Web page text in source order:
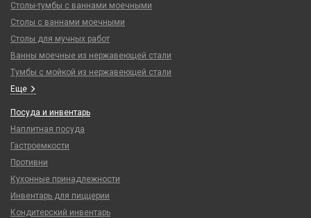
Столы-тумбы с ваннами моечными
Столы с ваннами моечными
Столы для мучных работ
Ванны моечные из нержавеющей стали
Тумбы с мойкой из нержавеющей стали
Еще
Посуда и инвентарь
Наплитная посуда
Гастроемкости
Противни
Кухонные принадлежности
Инвентарь для пиццерии
Кондитерский инвентарь